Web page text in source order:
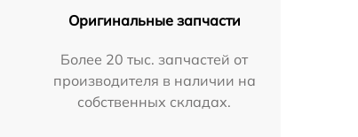
Оригинальные запчасти
Более 20 тыс. запчастей от
производителя в наличии на
собственных складах.